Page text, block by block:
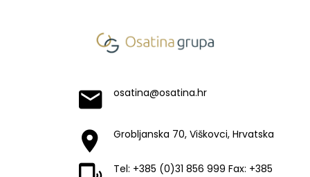
osatina@osatina.hr
Grobljanska 70, Viškovci, Hrvatska
Tel: +385 (0)31 856 999 Fax: +385